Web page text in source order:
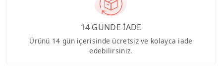
14 GÜNDE İADE
Ürünü 14 gün içerisinde ücretsiz ve kolayca iade
edebilirsiniz.